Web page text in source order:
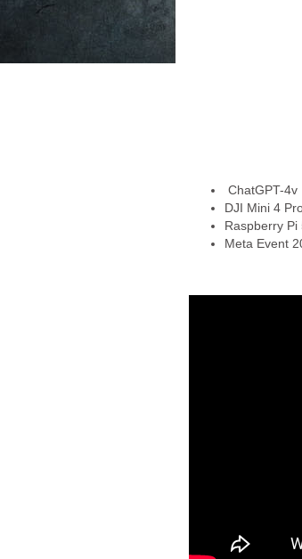
ChatGPT-4v
DJI Mini 4
Raspberry Pi
Meta Event